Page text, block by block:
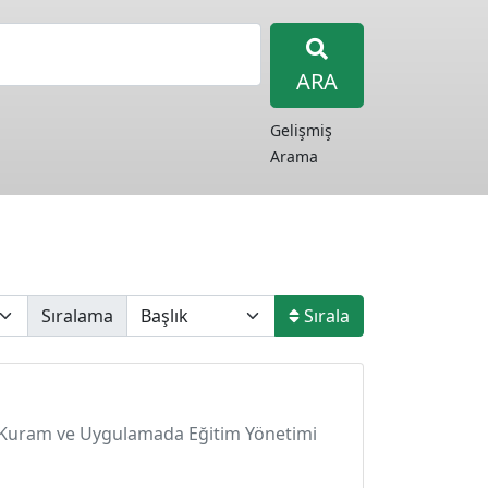
ARA
Gelişmiş
Arama
Sıralama Sırala
ve Uygulamada Eğitim Yönetimi